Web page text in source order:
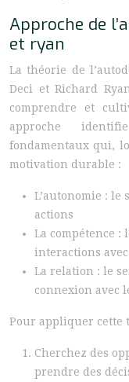
Approche de
et ryan
La théorie de
Deci et Richard
comprendre et
approche
fondamentaux qui,
motivation durable :
L’autonomie : le
actions
La compétence :
interactions
La relation : le
connexion avec
Pour appliquer cette
Cherchez des
prendre des